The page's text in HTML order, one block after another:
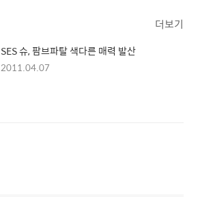
더보기
SES 슈, 팜브파탈 색다른 매력 발산
2011.04.07